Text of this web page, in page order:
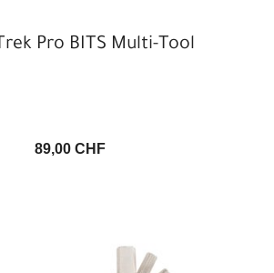
Pro BITS Multi-Tool
89,00 CHF